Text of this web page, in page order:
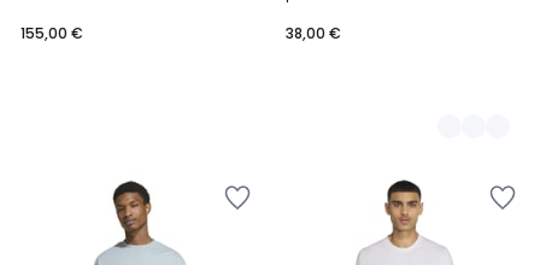
155,00 €
38,00 €